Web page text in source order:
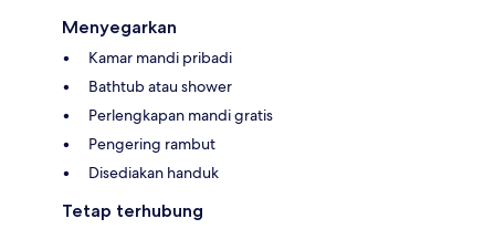
Menyegarkan
Kamar mandi pribadi
Bathtub atau shower
Perlengkapan mandi gratis
Pengering rambut
Disediakan handuk
Tetap terhubung